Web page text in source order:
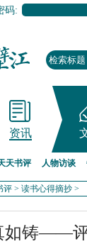
码:
资讯
天书评 人物访谈
评 > 读书心得摘抄 >
如铸——